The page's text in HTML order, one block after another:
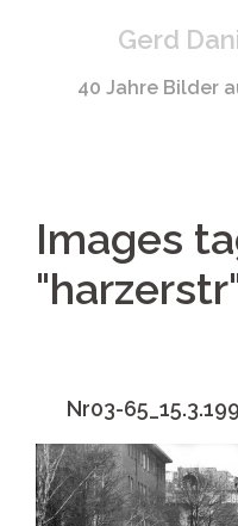
Gerd
40 Jahre Bilder
Images
Nr03-